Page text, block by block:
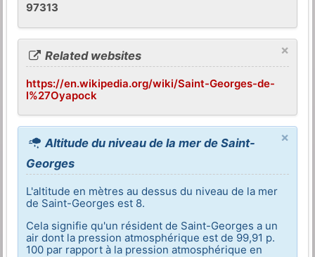
97313
×
Related websites
https://en.wikipedia.org/wiki/Saint-Georges-de-
l%27Oyapock
×
Altitude du niveau de la mer de Saint-
Georges
L'altitude en mètres au dessus du niveau de la mer
de Saint-Georges est 8.
Cela signifie qu'un résident de Saint-Georges a un
air dont la pression atmosphérique est de 99,91 p.
100 par rapport à la pression atmosphérique en